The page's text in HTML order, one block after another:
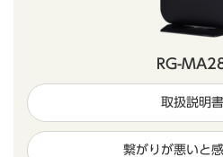
RG-
取扱説明書
繋がりが悪いと